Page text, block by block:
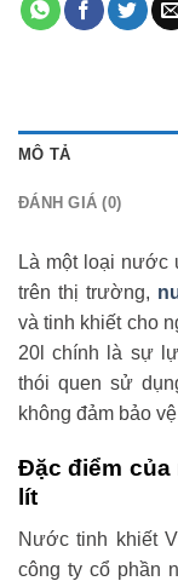
MÔ TẢ
ĐÁNH GIÁ (0)
Là một loại nước
trên thị trường,
và tinh khiết cho
20l chính là sự
thói quen sử
không đảm bảo
Đặc điểm của
lít
Nước tinh khiết
công ty cổ phần